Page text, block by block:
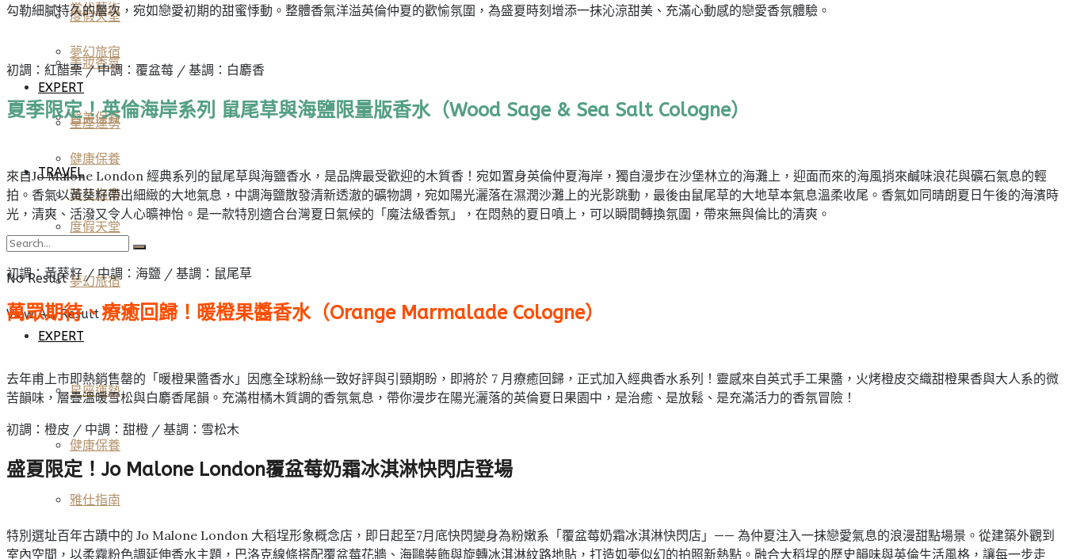
當代藝術
美妝香氛
醫美保養
TRAVEL
度假天堂
夢幻旅宿
EXPERT
星座運勢
健康保養
雅仕指南
度假天堂
夢幻旅宿
EXPERT
星座運勢
健康保養
雅仕指南
No Result
View All Result
勾勒細膩持久的層次，宛如戀愛初期的甜蜜悸動。整體香氣洋溢英倫仲夏的歡愉氛圍，為盛夏時刻增添一抹沁涼甜美、充滿心動感的戀愛香氛體驗。
初調：紅醋栗 / 中調：覆盆莓 / 基調：白麝香
夏季限定！英倫海岸系列 鼠尾草與海鹽限量版香水（Wood Sage & Sea Salt Cologne）
來自Jo Malone London 經典系列的鼠尾草與海鹽香水，是品牌最受歡迎的木質香！宛如置身英倫仲夏海岸，獨自漫步在沙堡林立的海灘上，迎面而來的海風捎來鹹味浪花與礦石氣息的輕
拍。香氣以黃葵籽帶出細緻的大地氣息，中調海鹽散發清新透澈的礦物調，宛如陽光灑落在濕潤沙灘上的光影跳動，最後由鼠尾草的大地草本氣息溫柔收尾。香氣如同晴朗夏日午後的海濱時
光，清爽、活潑又令人心曠神怡。是一款特別適合台灣夏日氣候的「魔法級香氛」，在悶熱的夏日噴上，可以瞬間轉換氛圍，帶來無與倫比的清爽。
初調：黃葵籽 / 中調：海鹽 / 基調：鼠尾草
萬眾期待、療癒回歸！暖橙果醬香水（Orange Marmalade Cologne）
去年甫上市即熱銷售罄的「暖橙果醬香水」因應全球粉絲一致好評與引頸期盼，即將於 7 月療癒回歸，正式加入經典香水系列！靈感來自英式手工果醬，火烤橙皮交織甜橙果香與大人系的微
苦韻味，層疊溫暖雪松與白麝香尾韻。充滿柑橘木質調的香氛氣息，帶你漫步在陽光灑落的英倫夏日果園中，是治癒、是放鬆、是充滿活力的香氛冒險！
初調：橙皮 / 中調：甜橙 / 基調：雪松木
盛夏限定！Jo Malone London覆盆莓奶霜冰淇淋快閃店登場
特別選址百年古蹟中的 Jo Malone London 大稻埕形象概念店，即日起至7月底快閃變身為粉嫩系「覆盆莓奶霜冰淇淋快閃店」—— 為仲夏注入一抹戀愛氣息的浪漫甜點場景。從建築外觀到
室內空間，以柔霧粉色調延伸香水主題，巴洛克線條搭配覆盆莓花牆、海鷗裝飾與旋轉冰淇淋紋路地貼，打造如夢似幻的拍照新熱點。融合大稻埕的歷史韻味與英倫生活風格，讓每一步走